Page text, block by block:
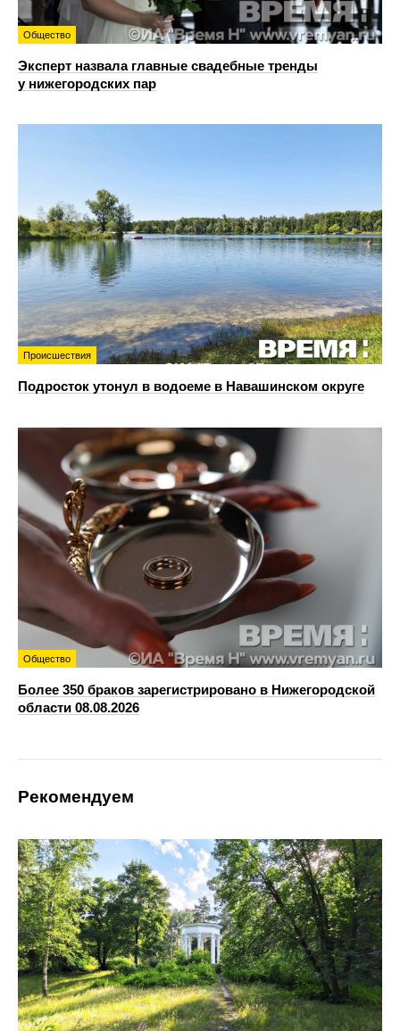
Общество
Эксперт назвала главные свадебные тренды
у нижегородских пар
Происшествия
Подросток утонул в водоеме в Навашинском округе
Общество
Более 350 браков зарегистрировано в Нижегородской
области 08.08.2026
Рекомендуем